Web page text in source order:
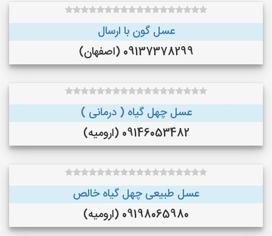
عسل گون با ارسال
09137378299 (اصفهان)
عسل چهل گیاه ( درمانی )
09146053482 (ارومیه)
عسل طبیعی چهل گیاه خالص
09198065980 (ارومیه)